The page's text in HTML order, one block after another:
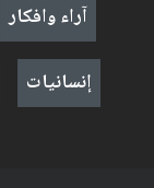
آراء وافكار
إنسانيات